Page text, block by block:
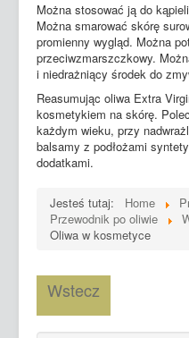
Można stosować ją do
Można smarować skórę
promienny wygląd. Można
przeciwzmarszczkowy.
i niedrażniący środek do
Reasumując oliwa Extra
kosmetykiem na skórę.
każdym wieku, przy
balsamy z podłożami
dodatkami.
Jesteś tutaj: Home
Przewodnik po oliwie
Oliwa w kosmetyce
Wstecz